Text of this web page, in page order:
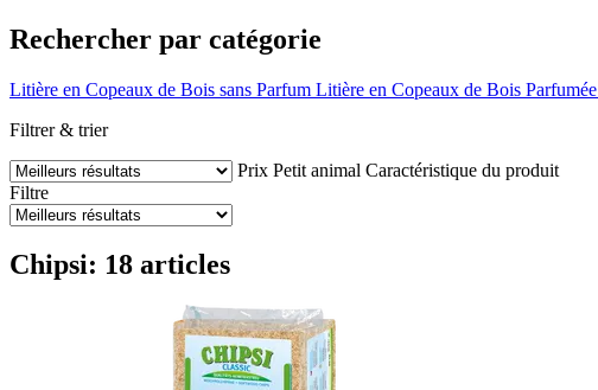
Rechercher par catégorie
Litière en Copeaux de Bois sans Parfum Litière en Copeaux de Bois Parfumée
Filtrer & trier
Prix Petit animal Caractéristique du produit
Filtre
Chipsi: 18 articles